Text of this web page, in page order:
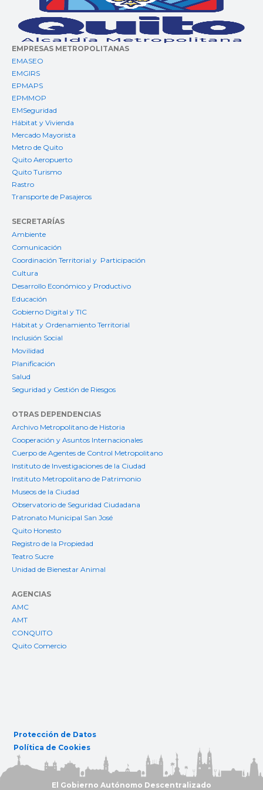
EMPRESAS METROPOLITANAS
EMASEO
EMGIRS
EPMAPS
EPMMOP
EMSeguridad
Hábitat y Vivienda
Mercado Mayorista
Metro de Quito
Quito Aeropuerto
Quito Turismo
Rastro
Transporte de Pasajeros
SECRETARÍAS
Ambiente
Comunicación
Coordinación Territorial y Participación
Cultura
Desarrollo Económico y Productivo
Educación
Gobierno Digital y TIC
Hábitat y Ordenamiento Territorial
Inclusión Social
Movilidad
Planificación
Salud
Seguridad y Gestión de Riesgos
OTRAS DEPENDENCIAS
Archivo Metropolitano de Historia
Cooperación y Asuntos Internacionales
Cuerpo de Agentes de Control Metropolitano
Instituto de Investigaciones de la Ciudad
Instituto Metropolitano de Patrimonio
Museos de la Ciudad
Observatorio de Seguridad Ciudadana
Patronato Municipal San José
Quito Honesto
Registro de la Propiedad
Teatro Sucre
Unidad de Bienestar Animal
AGENCIAS
AMC
AMT
CONQUITO
Quito Comercio
Protección de Datos
Política de Cookies
El Gobierno Autónomo Descentralizado